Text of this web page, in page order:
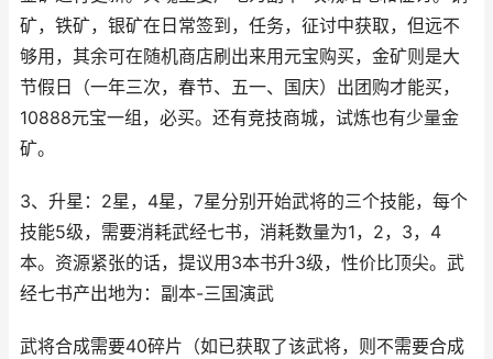
矿，铁矿，银矿在日常签到，任务，征讨中获取，但远不
够用，其余可在随机商店刷出来用元宝购买，金矿则是大
节假日（一年三次，春节、五一、国庆）出团购才能买，
10888元宝一组，必买。还有竞技商城，试炼也有少量金
矿。
3、升星：2星，4星，7星分别开始武将的三个技能，每个
技能5级，需要消耗武经七书，消耗数量为1，2，3，4
本。资源紧张的话，提议用3本书升3级，性价比顶尖。武
经七书产出地为：副本-三国演武
武将合成需要40碎片（如已获取了该武将，则不需要合成